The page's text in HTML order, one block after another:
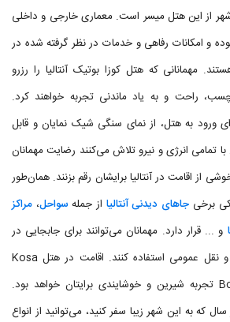
از این هتل میسر است. معماری خارجی و داخلی
و امکانات رفاهی و خدمات در نظر گرفته شده در
مهمانانی که هتل کوزا بوتیک آنتالیا را رزرو
راحت و به یاد ماندنی تجربه خواهند کرد.
ورود به هتل، از نمای سنگی شیک نمایان و قابل
تمامی انرژی و نیرو تلاش می‌کنند رضایت مهمانان
از اقامت در آنتالیا برایشان رقم بزنند. همان‌طور
برخی جاهای دیدنی آنتالیا از جمله سواحل، مراکز
و ... قرار دارد. مهمانان می‌توانند برای جابجایی در
شهر از انواع وسایل حمل و نقل عمومی استفاده کنند. اقامت در هتل Kosa
Boutique Hotel Antalya تجربه شیرین و خوشایندی برایتان خواهد بود.
سال که به این شهر زیبا سفر کنید، می‌توانید از انواع